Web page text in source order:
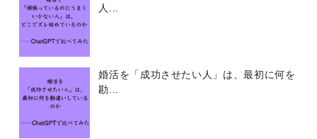
人...
婚活を「成功させたい人」は、最初に何を
勘...